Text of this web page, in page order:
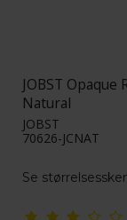
JOBST
Natural
JOBST
70626-JCNAT
Se